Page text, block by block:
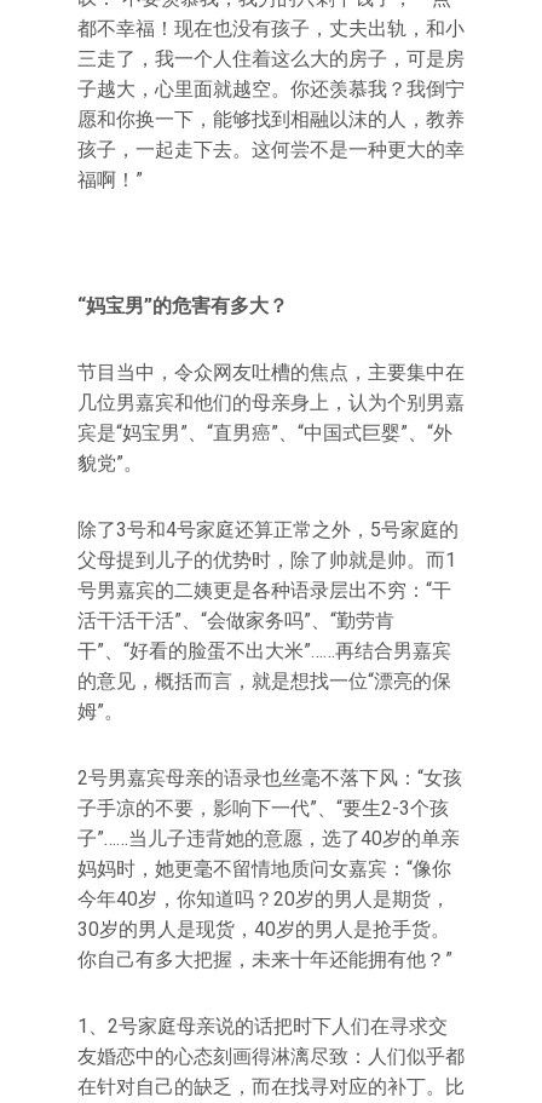
都不幸福！现在也没有孩子，丈夫出轨，和小
三走了，我一个人住着这么大的房子，可是房
子越大，心里面就越空。你还羡慕我？我倒宁
愿和你换一下，能够找到相融以沫的人，教养
孩子，一起走下去。这何尝不是一种更大的幸
福啊！”
“妈宝男”的危害有多大？
节目当中，令众网友吐槽的焦点，主要集中在
几位男嘉宾和他们的母亲身上，认为个别男嘉
宾是“妈宝男”、“直男癌”、“中国式巨婴”、“外
貌党”。
除了3号和4号家庭还算正常之外，5号家庭的
父母提到儿子的优势时，除了帅就是帅。而1
号男嘉宾的二姨更是各种语录层出不穷：“干
活干活干活”、“会做家务吗”、“勤劳肯
干”、“好看的脸蛋不出大米”……再结合男嘉宾
的意见，概括而言，就是想找一位“漂亮的保
姆”。
2号男嘉宾母亲的语录也丝毫不落下风：“女孩
子手凉的不要，影响下一代”、“要生2-3个孩
子”……当儿子违背她的意愿，选了40岁的单亲
妈妈时，她更毫不留情地质问女嘉宾：“像你
今年40岁，你知道吗？20岁的男人是期货，
30岁的男人是现货，40岁的男人是抢手货。
你自己有多大把握，未来十年还能拥有他？”
1、2号家庭母亲说的话把时下人们在寻求交
友婚恋中的心态刻画得淋漓尽致：人们似乎都
在针对自己的缺乏，而在找寻对应的补丁。比